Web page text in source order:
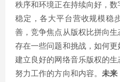
秩序和环境正在持续向好，
稳定，各大平台营收规模稳
善，竞争焦点从版权比拼向
存在一些问题和挑战，如何更
建立良好的网络音乐版权的
努力工作的方向和内容。 未来